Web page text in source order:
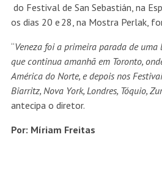
do Festival de San Sebastián, na
os dias 20 e 28, na Mostra Perlak,
“Veneza foi a primeira parada de
que continua amanhã em Toronto,
América do Norte, e depois nos
Biarritz, Nova York, Londres, Tóquio,
antecipa o diretor.
Por: Míriam Freitas